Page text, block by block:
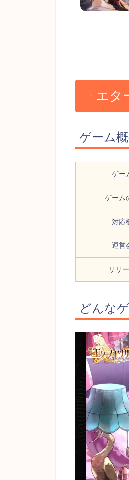
『エ
ゲーム
ゲー
ゲーム
対応
運営
リリ
どんな